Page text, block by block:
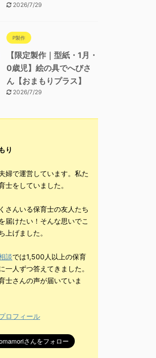
2026/7/29
P製作
【限定製作｜型紙・1月・
0歳児】絵の具でへびさ
ん【おまもりプラス】
2026/7/29
り
婦で運営しています。私た
士をしていました。
さんいる保育士の友人たち
届けたい！そんな思いでこ
上げました。
談では1,500人以上の保育
一人ずつ答えてきました。
士さんの声が届いていま
ロフィール